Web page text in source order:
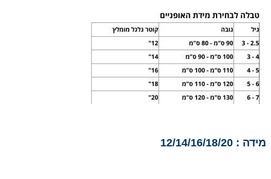
מידה : 12/14/16/18/20